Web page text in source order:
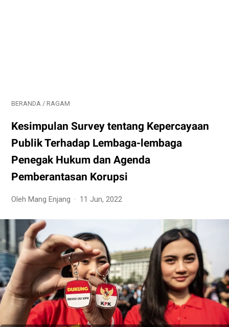
BERANDA / RAGAM
Kesimpulan Survey tentang Kepercayaan
Publik Terhadap Lembaga-lembaga
Penegak Hukum dan Agenda
Pemberantasan Korupsi
Oleh Mang Enjang 11 Jun, 2022